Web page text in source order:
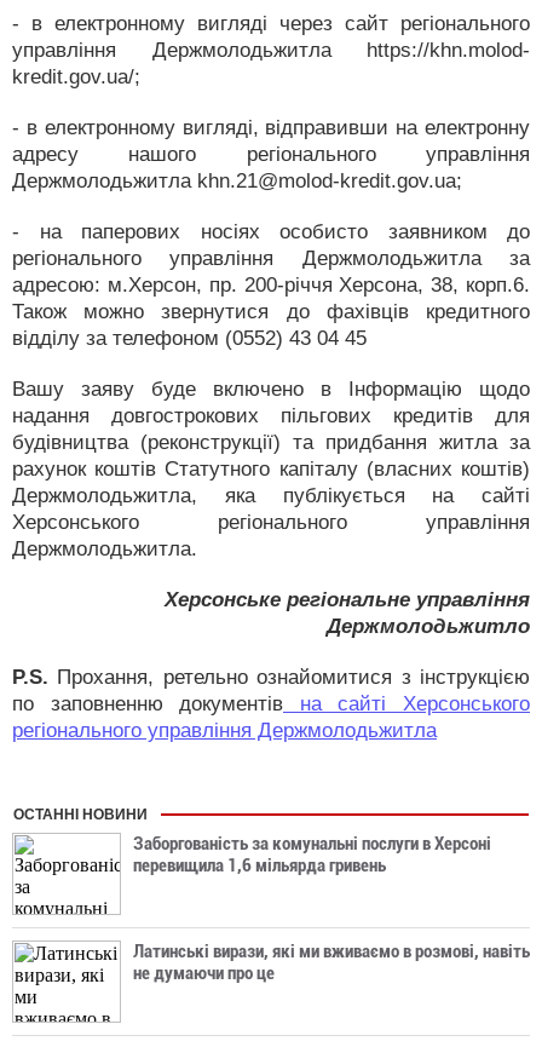
- в електронному вигляді через сайт регіонального
управління Держмолодьжитла https://khn.molod-
kredit.gov.ua/;
- в електронному вигляді, відправивши на електронну
адресу нашого регіонального управління
Держмолодьжитла khn.21@molod-kredit.gov.ua;
- на паперових носіях особисто заявником до
регіонального управління Держмолодьжитла за
адресою: м.Херсон, пр. 200-річчя Херсона, 38, корп.6.
Також можно звернутися до фахівців кредитного
відділу за телефоном (0552) 43 04 45
Вашу заяву буде включено в Інформацію щодо
надання довгострокових пільгових кредитів для
будівництва (реконструкції) та придбання житла за
рахунок коштів Статутного капіталу (власних коштів)
Держмолодьжитла, яка публікується на сайті
Херсонського регіонального управління
Держмолодьжитла.
Херсонське регіональне управління
Держмолодьжитло
P.S. Прохання, ретельно ознайомитися з інструкцією
по заповненню документів на сайті Херсонського
регіонального управління Держмолодьжитла
ОСТАННІ НОВИНИ
Заборгованість за комунальні послуги в Херсоні
перевищила 1,6 мільярда гривень
Латинські вирази, які ми вживаємо в розмові, навіть
не думаючи про це